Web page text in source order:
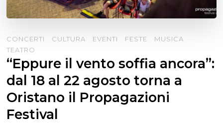
CONCERTI CULTURA EVENTI FESTE
MUSICA
TEATRO
“Eppure il vento soffia ancora”:
dal 18 al 22 agosto torna a
Oristano il Propagazioni
Festival